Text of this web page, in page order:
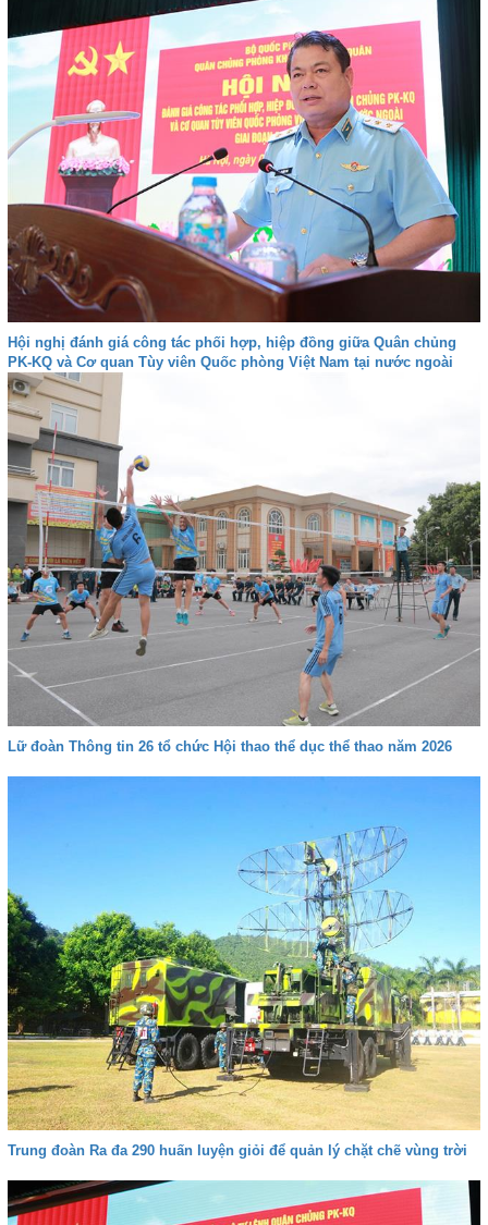
Hội nghị đánh giá công tác phối hợp, hiệp đồng giữa Quân chủng
PK-KQ và Cơ quan Tùy viên Quốc phòng Việt Nam tại nước ngoài
Lữ đoàn Thông tin 26 tổ chức Hội thao thể dục thể thao năm 2026
Trung đoàn Ra đa 290 huấn luyện giỏi để quản lý chặt chẽ vùng trời